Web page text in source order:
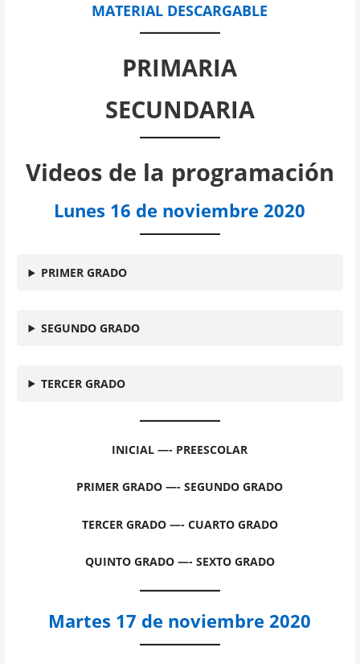
MATERIAL DESCARGABLE
PRIMARIA
SECUNDARIA
Videos de la programación
Lunes 16 de noviembre 2020
PRIMER GRADO
SEGUNDO GRADO
TERCER GRADO
INICIAL —- PREESCOLAR
PRIMER GRADO —- SEGUNDO GRADO
TERCER GRADO —- CUARTO GRADO
QUINTO GRADO —- SEXTO GRADO
Martes 17 de noviembre 2020